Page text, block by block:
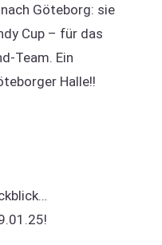
Göteborg: sie
Cup – für das
Team. Ein
Halle!!